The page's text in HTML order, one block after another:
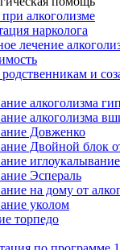
алкоголизме
нарколога
лечение
и
алкоголизма
алкоголизма
Довженко
Двойной блок
Эспераль
на дому от
уколом
торпедо